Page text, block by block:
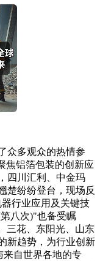
多观众的热情参
焦铝箔包装的创新应
四川汇利、中金玛
楚纷纷登台，现场反
行业应用及关键技
八次)"也备受瞩
三花、东阳光、山东
新趋势，为行业创新
来自世界各地的专